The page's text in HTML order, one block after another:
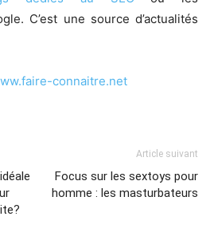
C’est une source d’actualités
connaitre.net
Article suivant
Focus sur les sextoys pour
homme : les masturbateurs